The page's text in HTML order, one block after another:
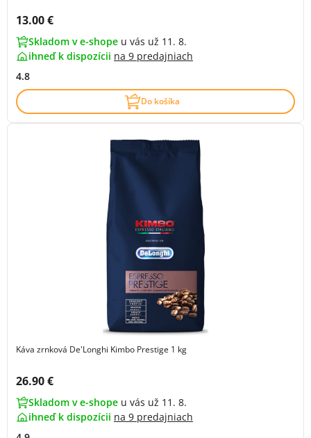
Cena s DPH:
13.00 €
Skladom v e-shope u vás už 11. 8.
ihneď k dispozícii na 9 predajniach
4.8
Do košíka
Káva zrnková De'Longhi Kimbo Prestige 1 kg
Cena s DPH:
26.90 €
Skladom v e-shope u vás už 11. 8.
ihneď k dispozícii na 9 predajniach